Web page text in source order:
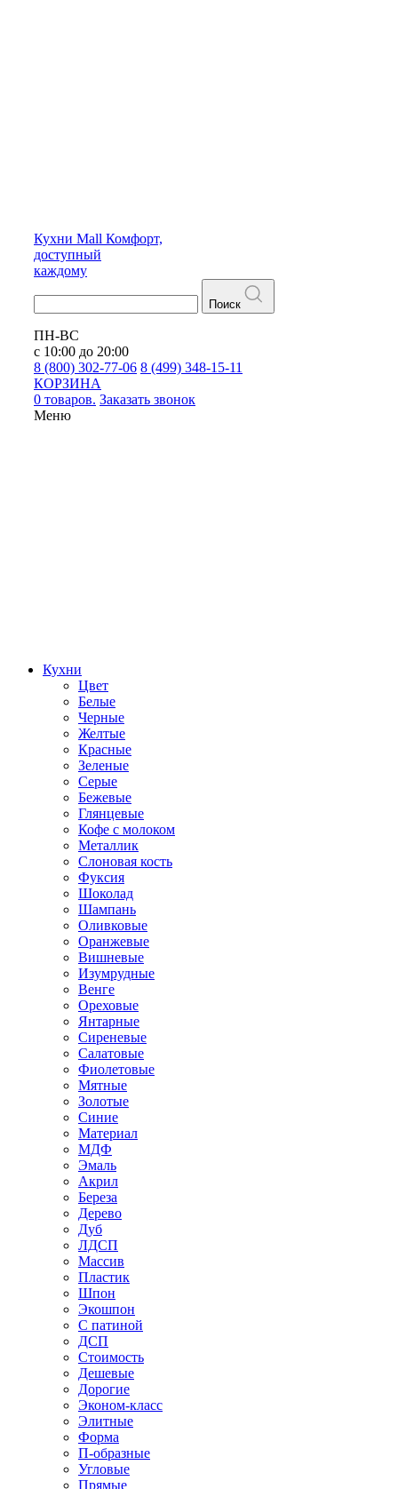
Кухни Mall Комфорт,
доступный
каждому
Поиск
ПН-ВС
с 10:00 до 20:00
8 (800) 302-77-06 8 (499) 348-15-11
КОРЗИНА
0 товаров. Заказать звонок
Меню
Кухни
Цвет
Белые
Черные
Желтые
Красные
Зеленые
Серые
Бежевые
Глянцевые
Кофе с молоком
Металлик
Слоновая кость
Фуксия
Шоколад
Шампань
Оливковые
Оранжевые
Вишневые
Изумрудные
Венге
Ореховые
Янтарные
Сиреневые
Салатовые
Фиолетовые
Мятные
Золотые
Синие
Материал
МДФ
Эмаль
Акрил
Береза
Дерево
Дуб
ЛДСП
Массив
Пластик
Шпон
Экошпон
С патиной
ДСП
Стоимость
Дешевые
Дорогие
Эконом-класс
Элитные
Форма
П-образные
Угловые
Прямые